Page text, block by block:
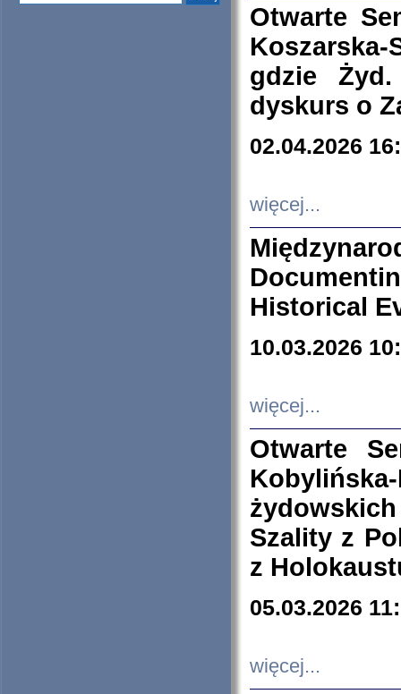
Otwarte
Koszarska-
gdzie
dyskurs o
02.04.2026
więcej...
Historical
10.03.2026
więcej...
Otwarte
Szality z
z
05.03.2026
więcej...